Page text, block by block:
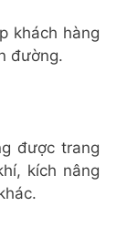
khách hàng
đường.
được trang
kích nâng